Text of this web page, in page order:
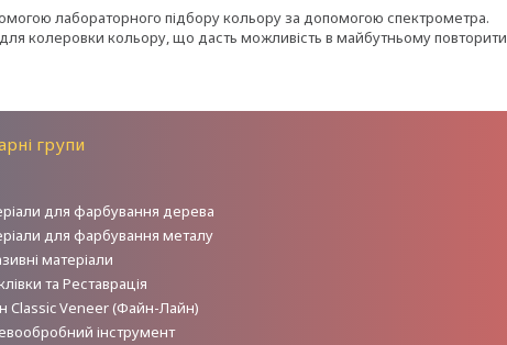
лабораторного підбору кольору за допомогою спектрометра.
колеровки кольору, що дасть можливість в майбутньому повторити
групи
для фарбування дерева
для фарбування металу
матеріали
та Реставрація
Classic Veneer (Файн-Лайн)
інструмент